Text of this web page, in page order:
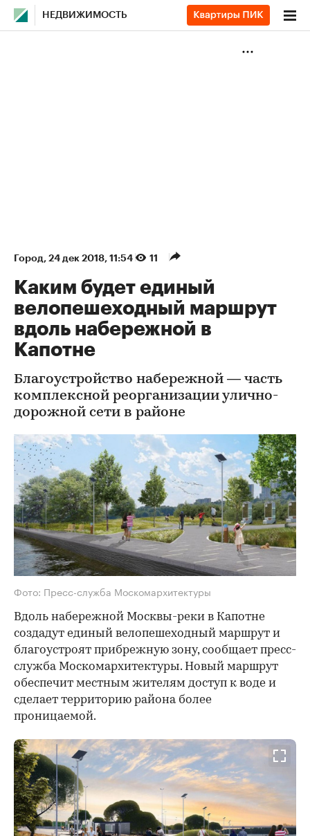
НЕДВИЖИМОСТЬ
Город⁠, 24 дек 2018, 11:54 11
Каким будет единый
велопешеходный маршрут
вдоль набережной в
Капотне
Благоустройство набережной — часть
комплексной реорганизации улично-
дорожной сети в районе
Фото: Пресс-служба Москомархитектуры
Вдоль набережной Москвы-реки в Капотне
создадут единый велопешеходный маршрут и
благоустроят прибрежную зону, сообщает пресс-
служба Москомархитектуры. Новый маршрут
обеспечит местным жителям доступ к воде и
сделает территорию района более
проницаемой.